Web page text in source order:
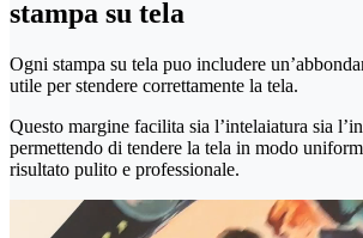
stampa su tela
Ogni stampa su tela puo includere
utile per stendere correttamente la tela.
Questo margine facilita sia l’intelaiatura sia
permettendo di tendere la tela in modo
risultato pulito e professionale.